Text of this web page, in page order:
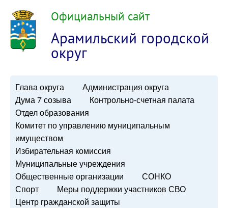
Официальный сайт
Арамильский городской
округ
Глава округа
Администрация округа
Дума 7 созыва
Контрольно-счетная палата
Отдел образования
Комитет по управлению муниципальным
имуществом
Избирательная комиссия
Муниципальные учреждения
Общественные организации
СОНКО
Спорт
Меры поддержки участников СВО
Центр гражданской защиты